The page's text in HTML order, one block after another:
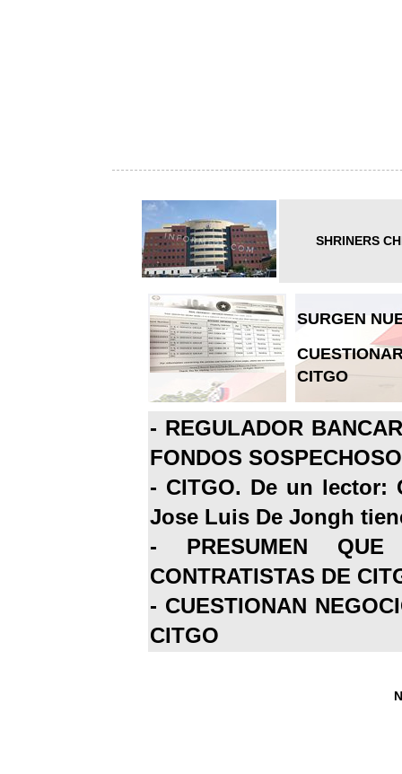
SHRINERS
SURGEN
CITGO
- REGULADOR
FONDOS
- CITGO. De un lector:
Jose Luis De Jongh
- PRESUMEN
CONTRATISTAS DE
- CUESTIONAN
CITGO